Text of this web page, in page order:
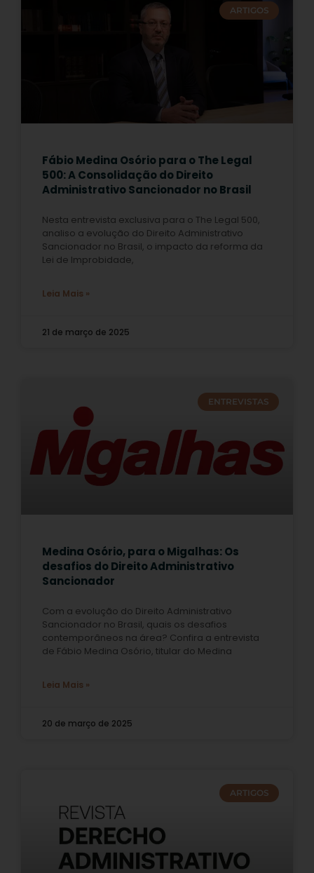
ARTIGOS
Fábio Medina Osório para o The Legal
500: A Consolidação do Direito
Administrativo Sancionador no Brasil
Nesta entrevista exclusiva para o The Legal 500,
analiso a evolução do Direito Administrativo
Sancionador no Brasil, o impacto da reforma da
Lei de Improbidade,
Leia Mais »
21 de março de 2025
ENTREVISTAS
Medina Osório, para o Migalhas: Os
desafios do Direito Administrativo
Sancionador
Com a evolução do Direito Administrativo
Sancionador no Brasil, quais os desafios
contemporâneos na área? Confira a entrevista
de Fábio Medina Osório, titular do Medina
Leia Mais »
20 de março de 2025
ARTIGOS